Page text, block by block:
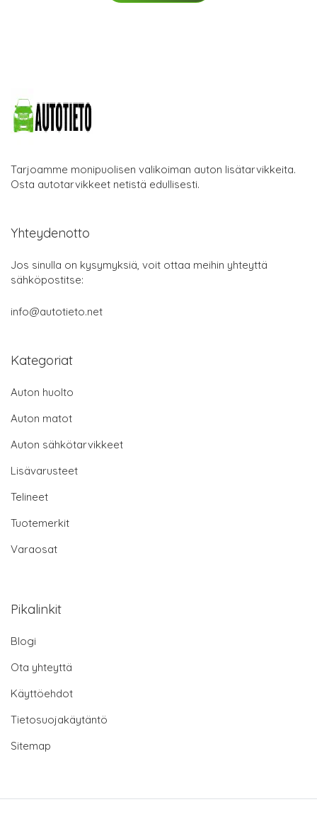
Tarjoamme monipuolisen valikoiman auton lisätarvikkeita.
Osta autotarvikkeet netistä edullisesti.
Yhteydenotto
Jos sinulla on kysymyksiä, voit ottaa meihin yhteyttä
sähköpostitse:
info@autotieto.net
Kategoriat
Auton huolto
Auton matot
Auton sähkötarvikkeet
Lisävarusteet
Telineet
Tuotemerkit
Varaosat
Pikalinkit
Blogi
Ota yhteyttä
Käyttöehdot
Tietosuojakäytäntö
Sitemap